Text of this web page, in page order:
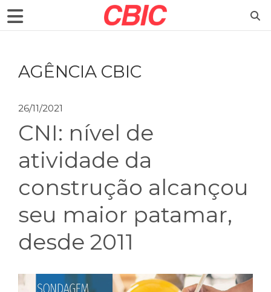
AGÊNCIA CBIC
26/11/2021
CNI: nível de
atividade da
construção alcançou
seu maior patamar,
desde 2011